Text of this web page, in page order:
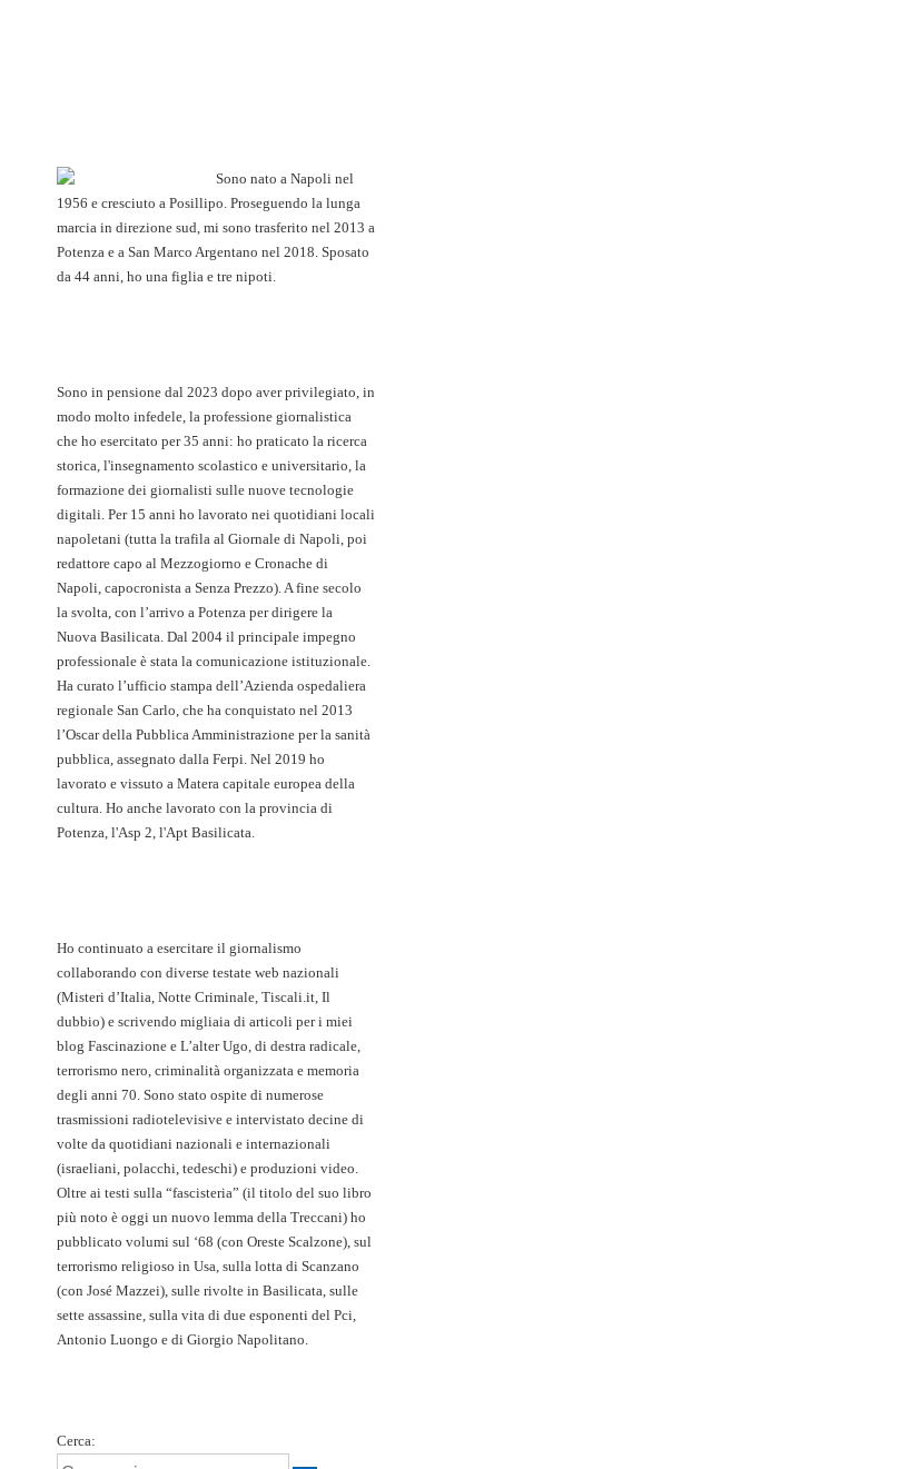
Sono nato a Napoli nel
1956 e cresciuto a Posillipo. Proseguendo la lunga
marcia in direzione sud, mi sono trasferito nel 2013 a
Potenza e a San Marco Argentano nel 2018. Sposato
da 44 anni, ho una figlia e tre nipoti.
Sono in pensione dal 2023 dopo aver privilegiato, in
modo molto infedele, la professione giornalistica
che ho esercitato per 35 anni: ho praticato la ricerca
storica, l'insegnamento scolastico e universitario, la
formazione dei giornalisti sulle nuove tecnologie
digitali. Per 15 anni ho lavorato nei quotidiani locali
napoletani (tutta la trafila al Giornale di Napoli, poi
redattore capo al Mezzogiorno e Cronache di
Napoli, capocronista a Senza Prezzo). A fine secolo
la svolta, con l’arrivo a Potenza per dirigere la
Nuova Basilicata. Dal 2004 il principale impegno
professionale è stata la comunicazione istituzionale.
Ha curato l’ufficio stampa dell’Azienda ospedaliera
regionale San Carlo, che ha conquistato nel 2013
l’Oscar della Pubblica Amministrazione per la sanità
pubblica, assegnato dalla Ferpi. Nel 2019 ho
lavorato e vissuto a Matera capitale europea della
cultura. Ho anche lavorato con la provincia di
Potenza, l'Asp 2, l'Apt Basilicata.
Ho continuato a esercitare il giornalismo
collaborando con diverse testate web nazionali
(Misteri d’Italia, Notte Criminale, Tiscali.it, Il
dubbio) e scrivendo migliaia di articoli per i miei
blog Fascinazione e L’alter Ugo, di destra radicale,
terrorismo nero, criminalità organizzata e memoria
degli anni 70. Sono stato ospite di numerose
trasmissioni radiotelevisive e intervistato decine di
volte da quotidiani nazionali e internazionali
(israeliani, polacchi, tedeschi) e produzioni video.
Oltre ai testi sulla “fascisteria” (il titolo del suo libro
più noto è oggi un nuovo lemma della Treccani) ho
pubblicato volumi sul ‘68 (con Oreste Scalzone), sul
terrorismo religioso in Usa, sulla lotta di Scanzano
(con José Mazzei), sulle rivolte in Basilicata, sulle
sette assassine, sulla vita di due esponenti del Pci,
Antonio Luongo e di Giorgio Napolitano.
Cerca: